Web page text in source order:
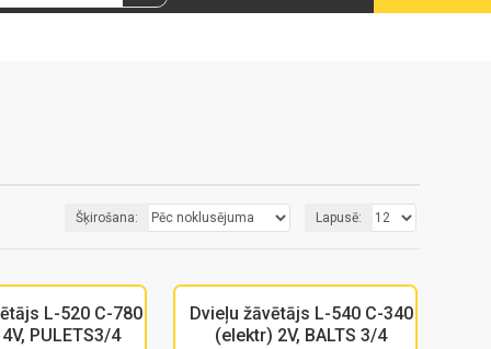
Šķirošana: Lapusē:
L-520 C-780
PULETS3/4
Dvieļu žāvētājs L-540 C-340
(elektr) 2V, BALTS 3/4